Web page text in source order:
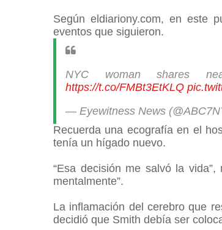
Según eldiariony.com, en este
eventos que siguieron.
NYC woman shares
https://t.co/FMBt3EtKLQ
— Eyewitness News
Recuerda una ecografía en el
tenía un hígado nuevo.
“Esa decisión me salvó la
mentalmente”.
La inflamación del cerebro que
decidió que Smith debía ser